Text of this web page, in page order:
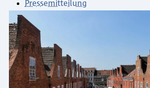
Pressemitteilung